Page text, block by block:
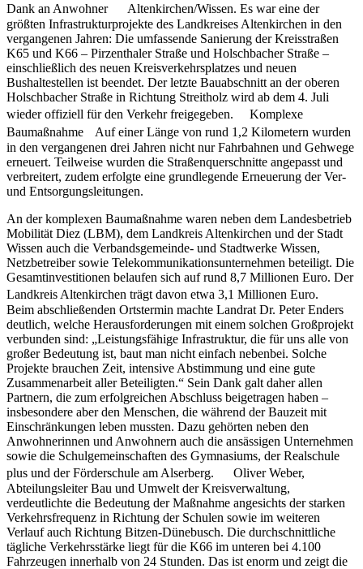
Dank an Anwohner Altenkirchen/Wissen. Es war eine der
größten Infrastrukturprojekte des Landkreises Altenkirchen in den
vergangenen Jahren: Die umfassende Sanierung der Kreisstraßen
K65 und K66 – Pirzenthaler Straße und Holschbacher Straße –
einschließlich des neuen Kreisverkehrsplatzes und neuen
Bushaltestellen ist beendet. Der letzte Bauabschnitt an der oberen
Holschbacher Straße in Richtung Streitholz wird ab dem 4. Juli
wieder offiziell für den Verkehr freigegeben. Komplexe
Baumaßnahme Auf einer Länge von rund 1,2 Kilometern wurden
in den vergangenen drei Jahren nicht nur Fahrbahnen und Gehwege
erneuert. Teilweise wurden die Straßenquerschnitte angepasst und
verbreitert, zudem erfolgte eine grundlegende Erneuerung der Ver-
und Entsorgungsleitungen.
An der komplexen Baumaßnahme waren neben dem Landesbetrieb
Mobilität Diez (LBM), dem Landkreis Altenkirchen und der Stadt
Wissen auch die Verbandsgemeinde- und Stadtwerke Wissen,
Netzbetreiber sowie Telekommunikationsunternehmen beteiligt. Die
Gesamtinvestitionen belaufen sich auf rund 8,7 Millionen Euro. Der
Landkreis Altenkirchen trägt davon etwa 3,1 Millionen Euro.
Beim abschließenden Ortstermin machte Landrat Dr. Peter Enders
deutlich, welche Herausforderungen mit einem solchen Großprojekt
verbunden sind: „Leistungsfähige Infrastruktur, die für uns alle von
großer Bedeutung ist, baut man nicht einfach nebenbei. Solche
Projekte brauchen Zeit, intensive Abstimmung und eine gute
Zusammenarbeit aller Beteiligten.“ Sein Dank galt daher allen
Partnern, die zum erfolgreichen Abschluss beigetragen haben –
insbesondere aber den Menschen, die während der Bauzeit mit
Einschränkungen leben mussten. Dazu gehörten neben den
Anwohnerinnen und Anwohnern auch die ansässigen Unternehmen
sowie die Schulgemeinschaften des Gymnasiums, der Realschule
plus und der Förderschule am Alserberg. Oliver Weber,
Abteilungsleiter Bau und Umwelt der Kreisverwaltung,
verdeutlichte die Bedeutung der Maßnahme angesichts der starken
Verkehrsfrequenz in Richtung der Schulen sowie im weiteren
Verlauf auch Richtung Bitzen-Dünebusch. Die durchschnittliche
tägliche Verkehrsstärke liegt für die K66 im unteren bei 4.100
Fahrzeugen innerhalb von 24 Stunden. Das ist enorm und zeigt die